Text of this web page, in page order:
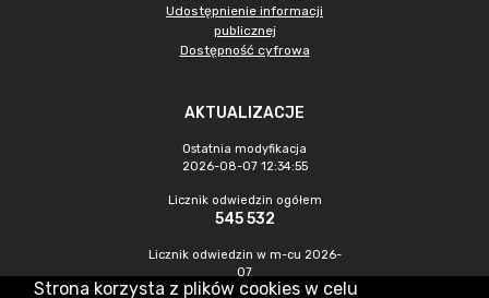
Udostępnienie informacji
publicznej
Dostępność cyfrowa
AKTUALIZACJE
Ostatnia modyfikacja
2026-08-07 12:34:55
Licznik odwiedzin ogółem
545 532
Licznik odwiedzin w m-cu 2026-
07
1 548
Strona korzysta z plików cookies w celu